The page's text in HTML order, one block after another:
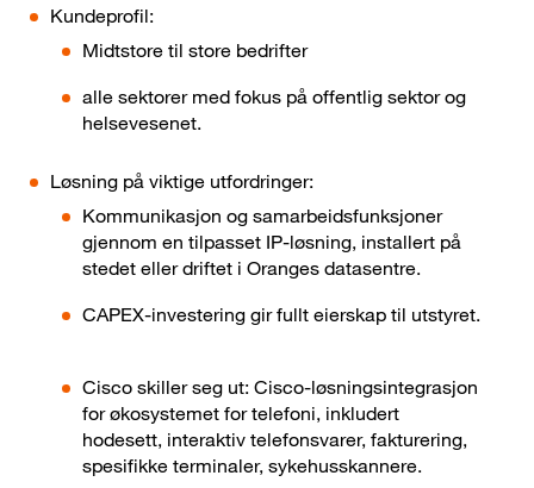
Kundeprofil:
Midtstore til store bedrifter
alle sektorer med fokus på offentlig sektor og
helsevesenet.
Løsning på viktige utfordringer:
Kommunikasjon og samarbeidsfunksjoner
gjennom en tilpasset IP-løsning, installert på
stedet eller driftet i Oranges datasentre.
CAPEX-investering gir fullt eierskap til utstyret.
Cisco skiller seg ut: Cisco-løsningsintegrasjon
for økosystemet for telefoni, inkludert
hodesett, interaktiv telefonsvarer, fakturering,
spesifikke terminaler, sykehusskannere.